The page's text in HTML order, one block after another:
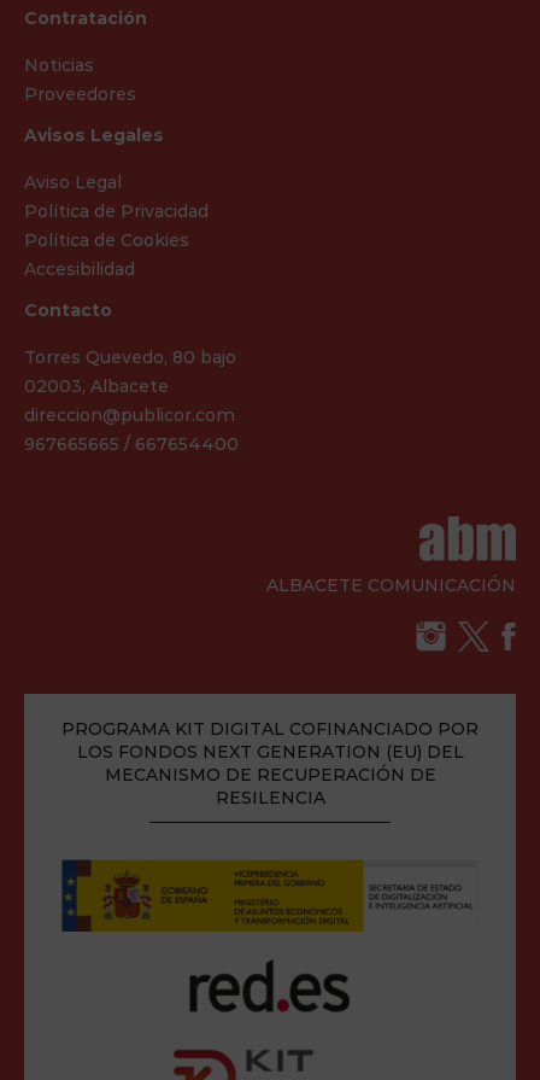
Contratación
Noticias
Proveedores
Avisos Legales
Aviso Legal
Política de Privacidad
Política de Cookies
Accesibilidad
Contacto
Torres Quevedo, 80 bajo
02003, Albacete
direccion@publicor.com
967665665 / 667654400
ALBACETE COMUNICACIÓN
PROGRAMA KIT DIGITAL COFINANCIADO POR
LOS FONDOS NEXT GENERATION (EU) DEL
MECANISMO DE RECUPERACIÓN DE
RESILENCIA